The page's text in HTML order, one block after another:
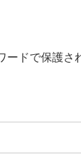
ードで保護